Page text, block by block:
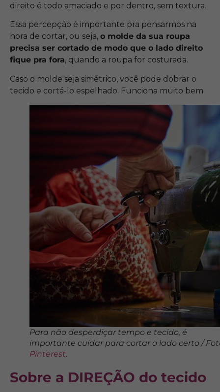
direito é todo amaciado e por dentro, sem textura.
Essa percepção é importante pra pensarmos na
hora de cortar, ou seja, o molde da sua roupa
precisa ser cortado de modo que o lado direito
fique pra fora, quando a roupa for costurada.
Caso o molde seja simétrico, você pode dobrar o
tecido e cortá-lo espelhado. Funciona muito bem.
Para não desperdiçar tempo e tecido, é
importante cuidar para cortar o lado certo /
Pinterest.
Sobre a DIREÇÃO do tecido